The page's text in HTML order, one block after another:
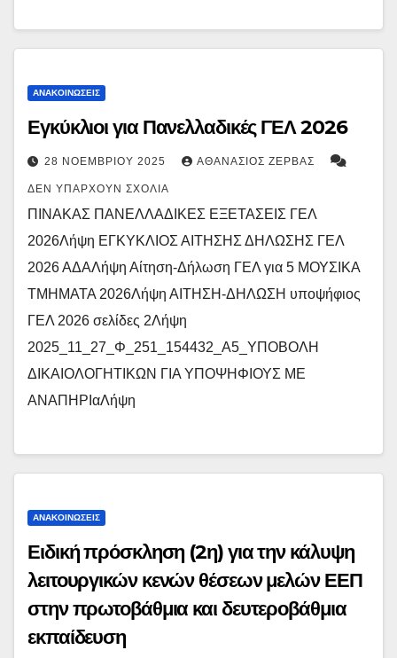
ΑΝΑΚΟΙΝΏΣΕΙΣ
Εγκύκλιοι για Πανελλαδικές ΓΕΛ 2026
28 ΝΟΕΜΒΡΊΟΥ 2025 ΑΘΑΝΆΣΙΟΣ ΖΈΡΒΑΣ
ΔΕΝ ΥΠΆΡΧΟΥΝ ΣΧΌΛΙΑ
ΠΙΝΑΚΑΣ ΠΑΝΕΛΛΑΔΙΚΕΣ ΕΞΕΤΑΣΕΙΣ ΓΕΛ
2026Λήψη ΕΓΚΥΚΛΙΟΣ ΑΙΤΗΣΗΣ ΔΗΛΩΣΗΣ ΓΕΛ
2026 ΑΔΑΛήψη Αίτηση-Δήλωση ΓΕΛ για 5 ΜΟΥΣΙΚΑ
ΤΜΗΜΑΤΑ 2026Λήψη ΑΙΤΗΣΗ-ΔΗΛΩΣΗ υποψήφιος
ΓΕΛ 2026 σελίδες 2Λήψη
2025_11_27_Φ_251_154432_Α5_ΥΠΟΒΟΛΗ
ΔΙΚΑΙΟΛΟΓΗΤΙΚΩΝ ΓΙΑ ΥΠΟΨΗΦΙΟΥΣ ΜΕ
ΑΝΑΠΗΡΙαΛήψη
ΑΝΑΚΟΙΝΏΣΕΙΣ
Ειδική πρόσκληση (2η) για την κάλυψη
λειτουργικών κενών θέσεων μελών ΕΕΠ
στην πρωτοβάθμια και δευτεροβάθμια
εκπαίδευση